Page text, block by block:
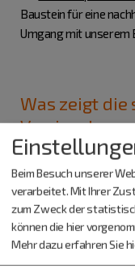
Baustein für eine
Umgang mit unserem
Was zeigt
Beim Besuch unserer
verarbeitet. Mit Ihrer
zum Zweck der
können die hier
Mehr dazu erfahren Sie